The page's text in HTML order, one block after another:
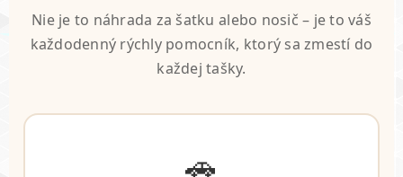
Nie je to náhrada za šatku alebo nosič – je to váš
každodenný rýchly pomocník, ktorý sa zmestí do
každej tašky.
🚗